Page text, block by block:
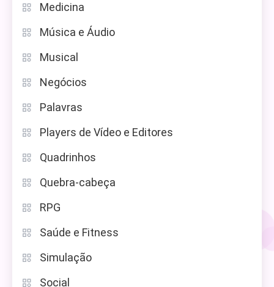
Medicina
Música e Áudio
Musical
Negócios
Palavras
Players de Vídeo e Editores
Quadrinhos
Quebra-cabeça
RPG
Saúde e Fitness
Simulação
Social